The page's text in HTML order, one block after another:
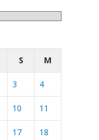
S M
3 4
10 11
17 18